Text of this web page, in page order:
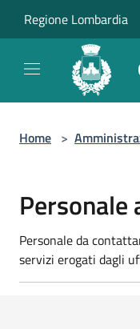
Regione Lombardia
Home >
Personale da
servizi erogati dagli